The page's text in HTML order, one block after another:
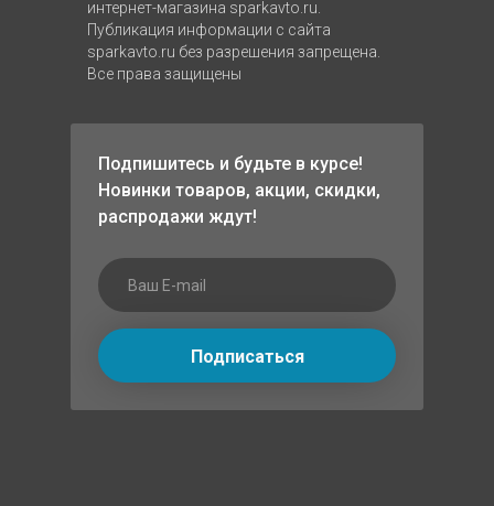
интернет-магазина sparkavto.ru.
Публикация информации с сайта
sparkavto.ru без разрешения запрещена.
Все права защищены
Подпишитесь и будьте в курсе!
Новинки товаров, акции, скидки,
распродажи ждут!
Подписаться